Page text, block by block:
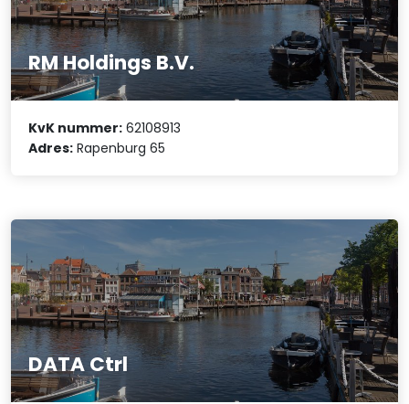
RM Holdings B.V.
KvK nummer: 62108913
Adres: Rapenburg 65
DATA Ctrl